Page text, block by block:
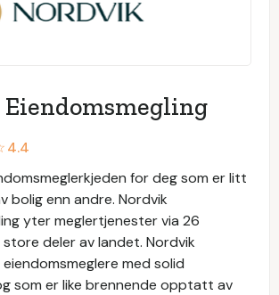
4.4
for deg som er litt
bolig enn andre. Nordvik
yter meglertjenester via 26
deler av landet. Nordvik
med solid
som er like brennende opptatt av